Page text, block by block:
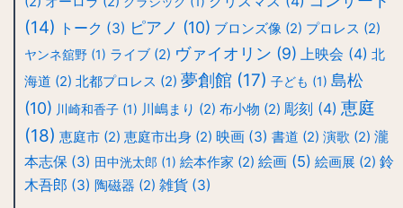
(14)
トーク (3) ピアノ (10) ブロンズ像(2) プロレス (2)
ヤンネ舘野(1) ライブ(2) ヴァイオリン (9) 上映会 (4) 北
海道 (2) 北都プロレス (2) 夢創館 (17) 子ども (1) 島松
(10) 川崎和香子(1) 川嶋まり (2) 布小物 (2) 彫刻 (4) 恵庭
(18) 恵庭市(2) 恵庭市出身 (2) 映画(3) 書道 (2) 演歌 (2) 瀧
本志保(3) 田中洸太郎 (1) 絵本作家 (2) 絵画(5) 絵画展 (2) 鈴
木吾郎 (3) 陶磁器 (2) 雑貨(3)